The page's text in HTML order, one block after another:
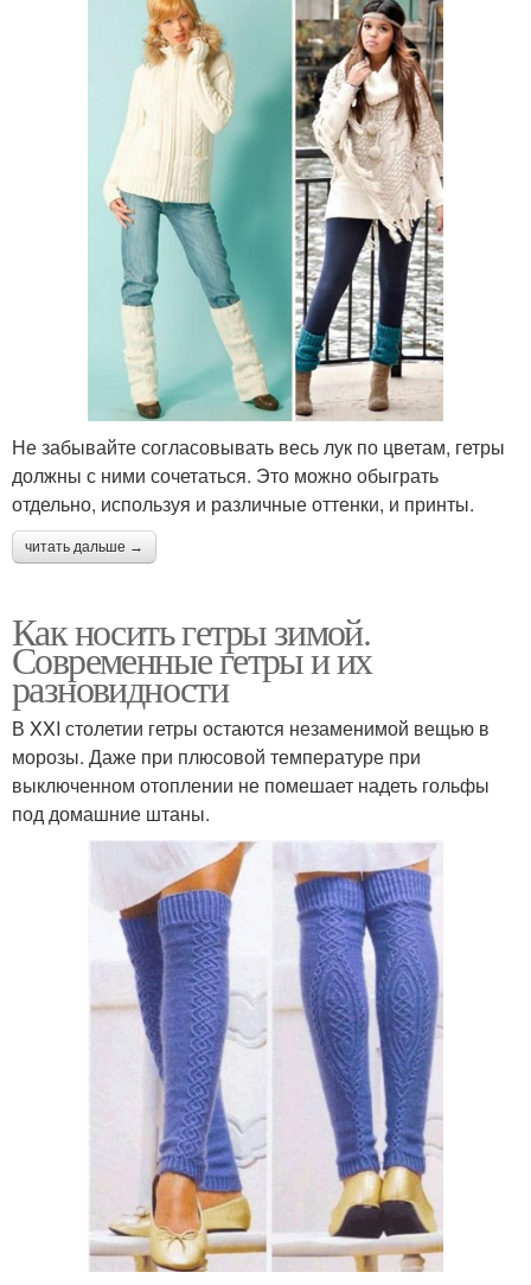
Не забывайте согласовывать весь лук по цветам, гетры
должны с ними сочетаться. Это можно обыграть
отдельно, используя и различные оттенки, и принты.
читать дальше →
Как носить гетры зимой.
Современные гетры и их
разновидности
В XXI столетии гетры остаются незаменимой вещью в
морозы. Даже при плюсовой температуре при
выключенном отоплении не помешает надеть гольфы
под домашние штаны.